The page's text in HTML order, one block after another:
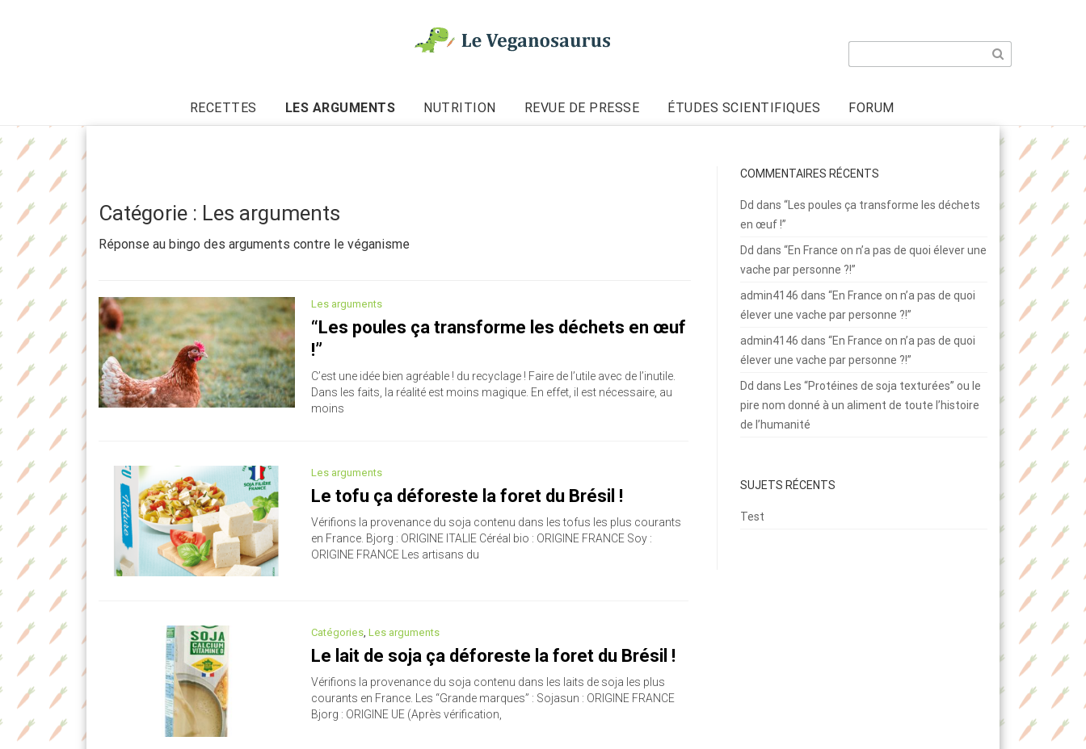
for:
RECETTES LES ARGUMENTS NUTRITION REVUE DE PRESSE ÉTUDES SCIENTIFIQUES FORUM
Catégorie : Les arguments
Réponse au bingo des arguments contre le véganisme
Les arguments
“Les poules ça transforme les déchets en œuf
!”
C’est une idée bien agréable ! du recyclage ! Faire de l’utile avec de l’inutile.
Dans les faits, la réalité est moins magique. En effet, il est nécessaire, au
moins
Les arguments
Le tofu ça déforeste la foret du Brésil !
Vérifions la provenance du soja contenu dans les tofus les plus courants
en France. Bjorg : ORIGINE ITALIE Céréal bio : ORIGINE FRANCE Soy :
ORIGINE FRANCE Les artisans du
Catégories,Les arguments
Le lait de soja ça déforeste la foret du Brésil !
Vérifions la provenance du soja contenu dans les laits de soja les plus
courants en France. Les “Grande marques” : Sojasun : ORIGINE FRANCE
Bjorg : ORIGINE UE (Après vérification,
COMMENTAIRES RÉCENTS
Dd dans“Les poules ça transforme les déchets
en œuf !”
Dd dans“En France on n’a pas de quoi élever une
vache par personne ?!”
admin4146 dans“En France on n’a pas de quoi
élever une vache par personne ?!”
admin4146 dans“En France on n’a pas de quoi
élever une vache par personne ?!”
Dd dans
Les “Protéines de soja texturées” ou le
pire nom donné à un aliment de toute l’histoire
de l’humanité
SUJETS RÉCENTS
Test